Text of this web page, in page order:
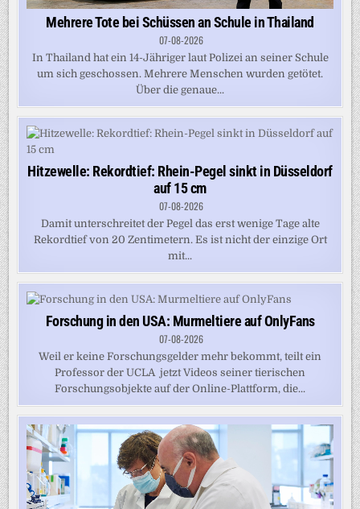
Mehrere Tote bei Schüssen an Schule in Thailand
07-08-2026
In Thailand hat ein 14-Jähriger laut Polizei an seiner Schule
um sich geschossen. Mehrere Menschen wurden getötet.
Über die genaue...
Hitzewelle: Rekordtief: Rhein-Pegel sinkt in Düsseldorf
auf 15 cm
07-08-2026
Damit unterschreitet der Pegel das erst wenige Tage alte
Rekordtief von 20 Zentimetern. Es ist nicht der einzige Ort
mit...
Forschung in den USA: Murmeltiere auf OnlyFans
07-08-2026
Weil er keine Forschungsgelder mehr bekommt, teilt ein
Professor der UCLA jetzt Videos seiner tierischen
Forschungsobjekte auf der Online-Plattform, die...